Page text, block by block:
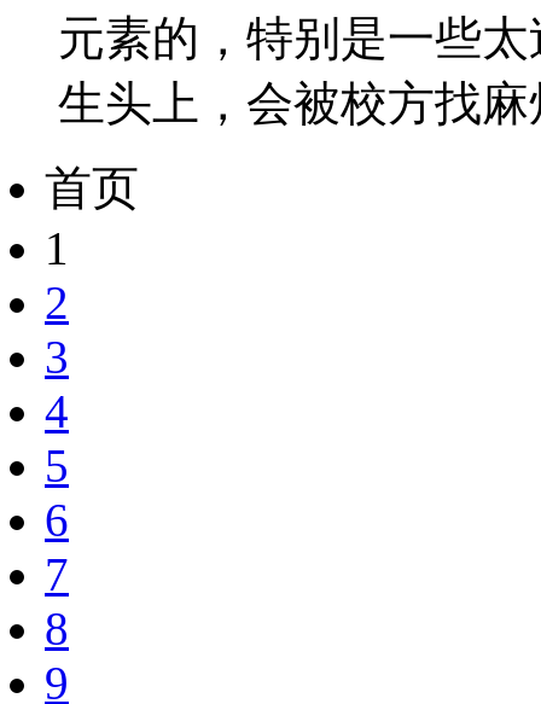
元素的，特别是一些
生头上，会被校方找麻
首页
1
2
3
4
5
6
7
8
9